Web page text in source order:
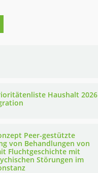
Haushalt 2026
Peer-gestützte
von Behandlungen von
Fluchtgeschichte mit
Störungen im